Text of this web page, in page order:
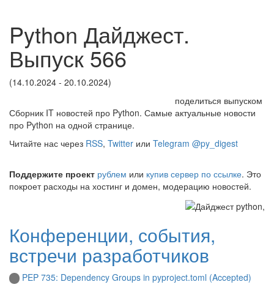
Python Дайджест.
Выпуск 566
(14.10.2024 - 20.10.2024)
поделиться выпуском
Сборник IT новостей про Python. Самые актуальные новости
про Python на одной странице.
Читайте нас через RSS, Twitter или Telegram @py_digest
Поддержите проект рублем или купив сервер по ссылке. Это
покроет расходы на хостинг и домен, модерацию новостей.
Конференции, события,
встречи разработчиков
PEP 735: Dependency Groups in pyproject.toml (Accepted)